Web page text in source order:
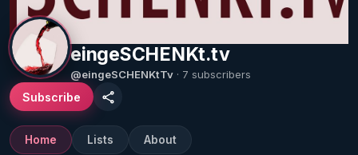
eingeSCHENKt.tv
@eingeSCHENKtTv · 7 subscribers
Subscribe
Home Lists About